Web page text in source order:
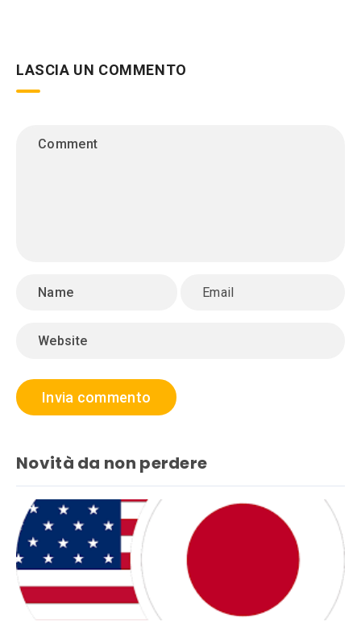
LASCIA UN COMMENTO
Novità da non perdere